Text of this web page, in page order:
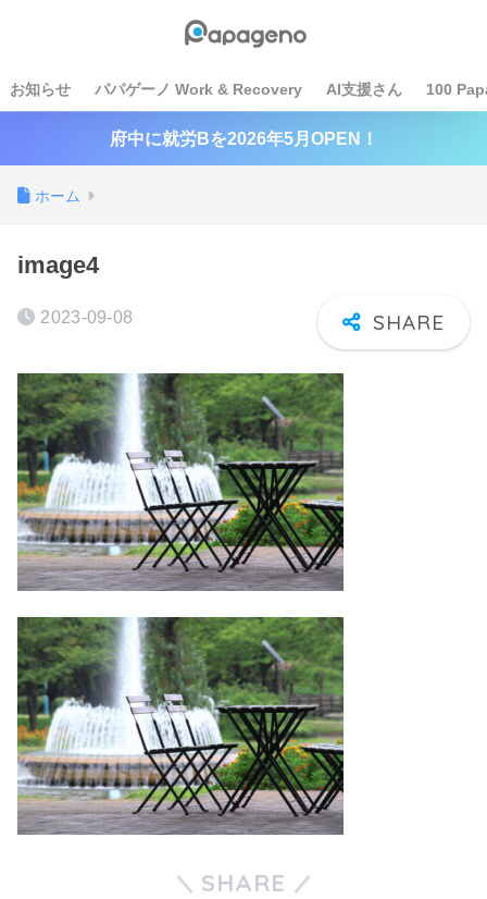
お知らせ パパゲーノ Work & Recovery AI支援さん 100
府中に就労Bを2026年5月OPEN！
ホーム
image4
2023-09-08
SHARE